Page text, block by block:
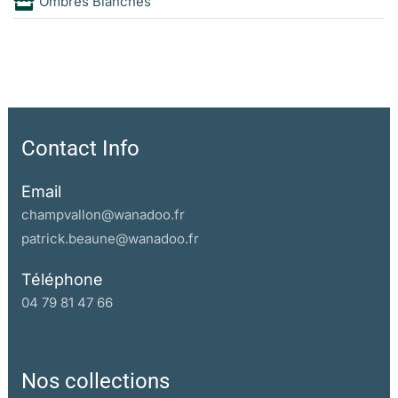
l’ennemi l’ayant capturé et désarmé», avant de l’expédier au
père allait rentrer à la maison. Il lui apprendrait le cyclisme,
Petit, Gaby lisait et relisait des histoires d’avion et d’aviation,
écoutait une mère qui le protégeait en permanence et lui
parlait même la nuit. Elle lui racontait souvent cet épisode
survenu le dernier été de la guerre lorsqu’un officier
allemand, tenant son cheval à la main, avait fait son entrée
III). Il cherchait du cirage, non pour lui, mais pour les sabots
Contact Info
Email
champvallon@wanadoo.fr
patrick.beaune@wanadoo.fr
Téléphone
04 79 81 47 66
Nos collections